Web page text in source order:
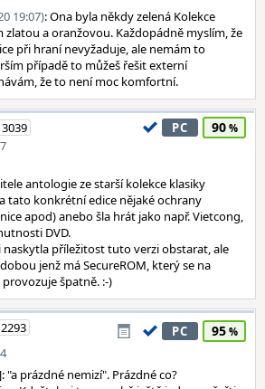
19:07): Ona byla někdy zelená Kolekce
zlatou a oranžovou. Každopádně myslím, že
při hraní nevyžaduje, ale nemám to
případě to můžeš řešit externí
že to není moc komfortní.
3039
PC 90
antologie ze starší kolekce klasiky
tato konkrétní edice nějaké ochrany
apod) anebo šla hrát jako např. Vietcong,
DVD.
naskytla příležitost tuto verzi obstarat, ale
jenž má SecureROM, který se na
špatně. :-)
2293
PC 95
prázdné nemizí". Prázdné co?